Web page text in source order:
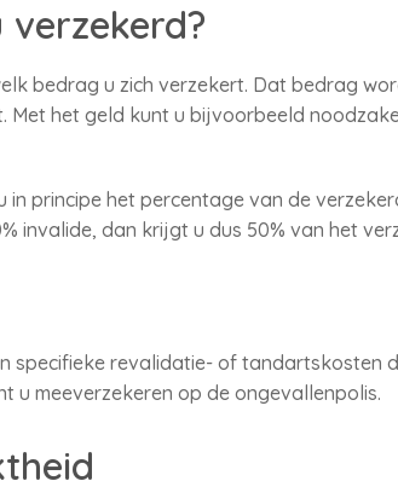
bedrag u zich verzekert. Dat bedrag
het geld kunt u bijvoorbeeld
principe het percentage van de
invalide, dan krijgt u dus 50% van het
specifieke revalidatie- of tandartskosten
u meeverzekeren op de ongevallenpolis.